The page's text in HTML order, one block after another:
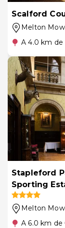
Scalford
Melton
A 4.0 km
Stapleford
Sporting
Melton
A 6.0 km de